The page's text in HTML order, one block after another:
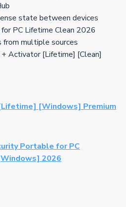
state between devices
PC Lifetime Clean 2026
from multiple sources
Activator [Lifetime] [Clean]
[Windows] Premium
Portable for PC
2026